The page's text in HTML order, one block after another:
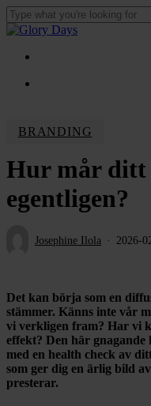
Skip
to
content
Close
Menu
BRANDING
Hur mår ditt
egentligen?
Josephine Ilola 2026-
Det kan börja som en
stämmer. Känns inte vår
vi verkligen fram? Har vi
effekt? Den här
med en health check av
som ger dig en ärlig bild
presterar.